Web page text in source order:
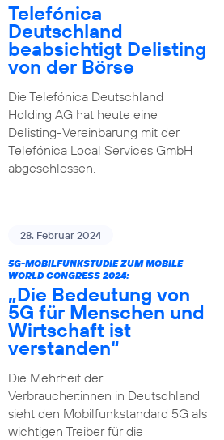
Telefónica
Deutschland
beabsichtigt Delisting
von der Börse
Die Telefónica Deutschland
Holding AG hat heute eine
Delisting-Vereinbarung mit der
Telefónica Local Services GmbH
abgeschlossen.
28. Februar 2024
5G-MOBILFUNKSTUDIE ZUM MOBILE
WORLD CONGRESS 2024:
„Die Bedeutung von
5G für Menschen und
Wirtschaft ist
verstanden“
Die Mehrheit der
Verbraucher:innen in Deutschland
sieht den Mobilfunkstandard 5G als
wichtigen Treiber für die